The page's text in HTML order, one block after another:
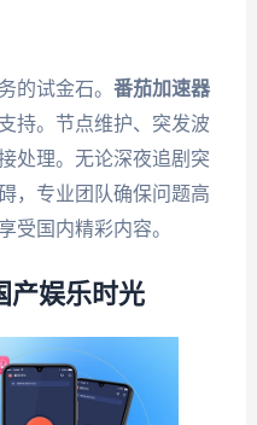
的试金石。 番茄加速器
持。节点维护、突发波
处理。无论深夜追剧突
，专业团队确保问题高
受国内精彩内容。
产娱乐时光